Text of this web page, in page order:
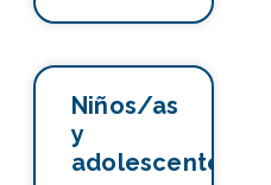
Niños/as
y
adolescentes